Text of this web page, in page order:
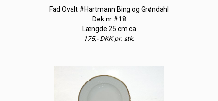
Fad Ovalt #Hartmann Bing og Grøndahl
Dek nr #18
Længde 25 cm ca
175,- DKK pr. stk.